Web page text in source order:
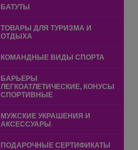
БАТУТЫ
ТОВАРЫ ДЛЯ ТУРИЗМА И
ОТДЫХА
КОМАНДНЫЕ ВИДЫ СПОРТА
БАРЬЕРЫ
ЛЕГКОАТЛЕТИЧЕСКИЕ, КОНУСЫ
СПОРТИВНЫЕ
МУЖСКИЕ УКРАШЕНИЯ И
АКСЕССУАРЫ
ПОДАРОЧНЫЕ СЕРТИФИКАТЫ